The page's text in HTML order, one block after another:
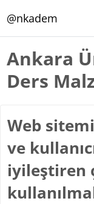
@nkadem
Ankara
Ders
Web
ve
iyileştiren